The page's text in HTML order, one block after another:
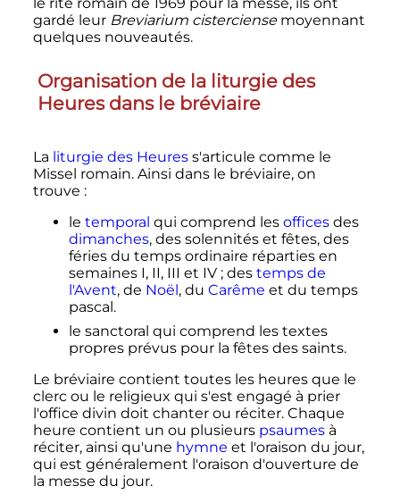
gardé leur Breviarium cisterciensemoyennant
quelques nouveautés.
Organisation de la liturgie des
Heures dans le bréviaire
La liturgie des Heuress'articule comme le
Missel romain. Ainsi dans le bréviaire, on
trouve :
le temporal qui comprend les officesdes
dimanches, des solennités et fêtes, des
fériesdu temps ordinaire réparties en
semaines I, II, III et IV ; des temps de
l'Avent, de Noël, du Carême et du temps
pascal.
le sanctoral qui comprend les textes
propres prévus pour la fêtes des saints.
Le bréviaire contient toutes les heures que le
clerc ou le religieux qui s'est engagé à prier
l'office divin doit chanter ou réciter. Chaque
heure contient un ou plusieurs psaumesà
réciter, ainsi qu'une hymne et l'oraison du jour,
qui est généralement l'oraison d'ouverture de
la messe du jour.